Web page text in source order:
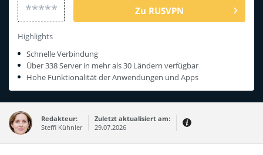
***** Zu RUSVPN
Highlights
Schnelle Verbindung
Über 338 Server in mehr als 30 Ländern verfügbar
Hohe Funktionalität der Anwendungen und Apps
Redakteur:
Steffi Kühnler
Zuletzt aktualisiert am:
29.07.2026